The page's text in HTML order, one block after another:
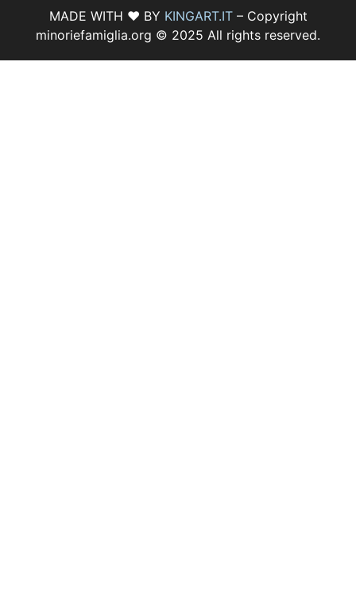
MADE WITH ♥ BY KINGART.IT– Copyright
minoriefamiglia.org © 2025 All rights reserved.